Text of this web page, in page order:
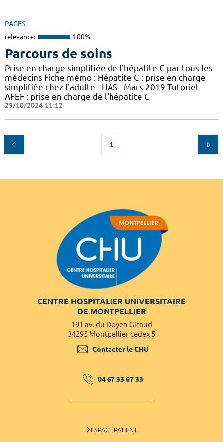
PAGES
relevance: 100%
Parcours de soins
Prise en charge simplifiée de l'hépatite C par tous les
médecins Fiche mémo : Hépatite C : prise en charge
simplifiée chez l'adulte - HAS - Mars 2019 Tutoriel
AFEF : prise en charge de l'hépatite C
29/10/2024 11:12
1
CENTRE HOSPITALIER UNIVERSITAIRE
DE MONTPELLIER
191 av. du Doyen Giraud
34295 Montpellier cedex 5
Contacter le CHU
04 67 33 67 33
ESPACE PATIENT